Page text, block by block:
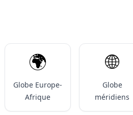
🌍️
Globe Europe-
Afrique
🌐
Globe
méridiens